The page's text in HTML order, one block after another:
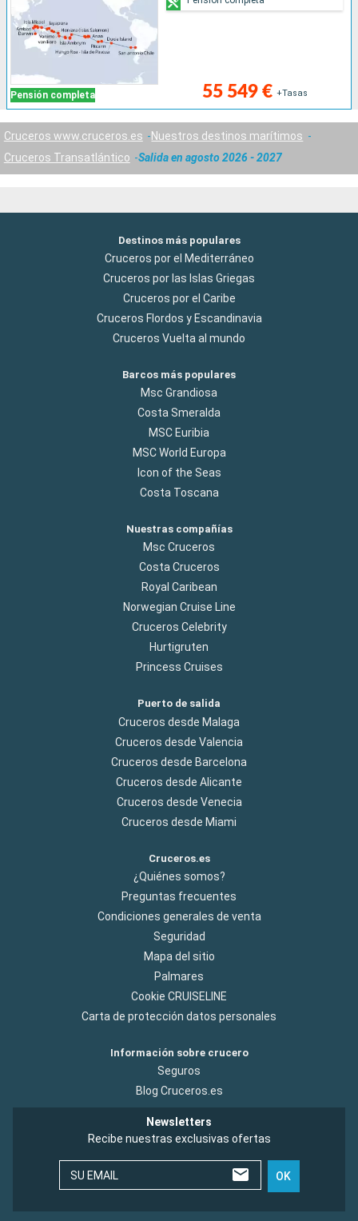
Pensión completa 55 549 € +Tasas
Cruceros www.cruceros.es
Nuestros destinos marítimos
Cruceros Transatlántico
Salida en agosto 2026 - 2027
Destinos más populares
Cruceros por el Mediterráneo
Cruceros por las Islas Griegas
Cruceros por el Caribe
Cruceros Flordos y Escandinavia
Cruceros Vuelta al mundo
Barcos más populares
Msc Grandiosa
Costa Smeralda
MSC Euribia
MSC World Europa
Icon of the Seas
Costa Toscana
Nuestras compañías
Msc Cruceros
Costa Cruceros
Royal Caribean
Norwegian Cruise Line
Cruceros Celebrity
Hurtigruten
Princess Cruises
Puerto de salida
Cruceros desde Malaga
Cruceros desde Valencia
Cruceros desde Barcelona
Cruceros desde Alicante
Cruceros desde Venecia
Cruceros desde Miami
Cruceros.es
¿Quiénes somos?
Preguntas frecuentes
Condiciones generales de venta
Seguridad
Mapa del sitio
Palmares
Cookie CRUISELINE
Carta de protección datos personales
Información sobre crucero
Seguros
Blog Cruceros.es
Newsletters
Recibe nuestras exclusivas ofertas
SU EMAIL OK